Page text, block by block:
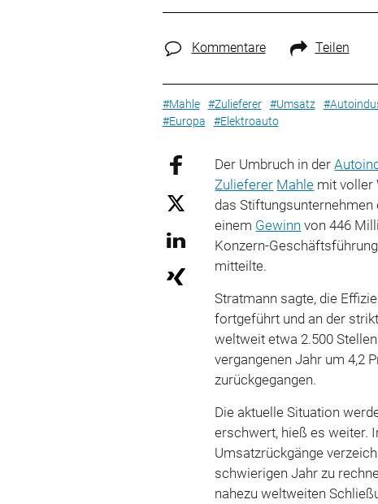
Kommentare Teilen
#Mahle #Zulieferer #Umsatz
#Europa
#Elektroauto
Der Umbruch in der
Zulieferer Mahle mit voller
das
einem Gewinn von 446
Konzern-
mitteilte.
Stratmann sagte, die
fortgeführt und an der
weltweit etwa 2.500
vergangenen Jahr um 4,2
zurückgegangen.
Die aktuelle Situation
erschwert, hieß es weiter.
Umsatzrückgänge
schwierigen Jahr zu
nahezu weltweiten